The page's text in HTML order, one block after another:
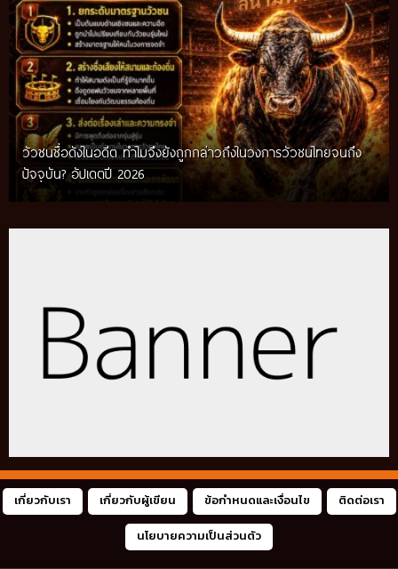
วัวชนชื่อดังในอดีต ทำไมจึงยังถูกกล่าวถึงในวงการวัวชนไทยจนถึง
ปัจจุบัน? อัปเดตปี 2026
กติกาวัวชนสมัยก่อน วิถีการแข่งขันดั้งเดิมที่สืบทอดผ่านภูมิปัญญา
ท้องถิ่น อัปเดตปี 2026
เกี่ยวกับเรา เกี่ยวกับผู้เขียน ข้อกำหนดและเงื่อนไข ติดต่อเรา
นโยบายความเป็นส่วนตัว